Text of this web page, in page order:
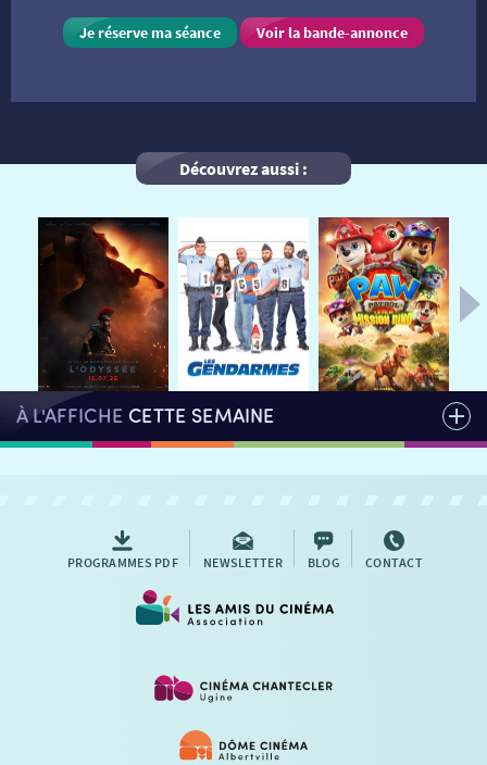
HORAIRES
LA PROG QUI OSE
JEUNESSE
AUTRES RENDEZ-VOUS
LES ATELIERS EN CLASSE
MON COMPTE
NOUS CONTACTER
Je réserve ma séance Voir la bande-annonce
Découvrez aussi :
À L'AFFICHE CETTE SEMAINE
PROGRAMMES PDF NEWSLETTER BLOG CONTACT